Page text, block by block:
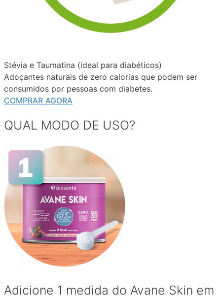
Stévia e Taumatina (ideal para diabéticos)
Adoçantes naturais de zero calorias que podem ser
consumidos por pessoas com diabetes.
COMPRAR AGORA
QUAL MODO DE USO?
Adicione 1 medida do Avane Skin em